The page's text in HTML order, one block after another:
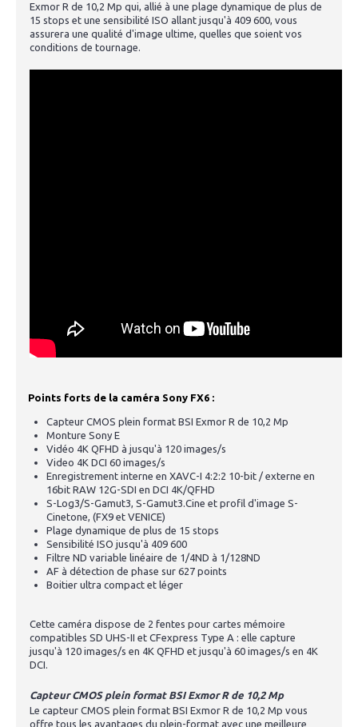
Exmor R de 10,2 Mp qui, allié à une plage dynamique de plus de
15 stops et une sensibilité ISO allant jusqu'à 409 600, vous
assurera une qualité d'image ultime, quelles que soient vos
conditions de tournage.
Points forts de la caméra Sony FX6 :
Capteur CMOS plein format BSI Exmor R de 10,2 Mp
Monture Sony E
Vidéo 4K QFHD à jusqu'à 120 images/s
Video 4K DCI 60 images/s
Enregistrement interne en XAVC-I 4:2:2 10-bit / externe en
16bit RAW 12G-SDI en DCI 4K/QFHD
S-Log3/S-Gamut3, S-Gamut3.Cine et profil d'image S-
Cinetone, (FX9 et VENICE)
Plage dynamique de plus de 15 stops
Sensibilité ISO jusqu'à 409 600
Filtre ND variable linéaire de 1/4ND à 1/128ND
AF à détection de phase sur 627 points
Boitier ultra compact et léger
Cette caméra dispose de 2 fentes pour cartes mémoire
compatibles SD UHS-II et CFexpress Type A : elle capture
jusqu'à 120 images/s en 4K QFHD et jusqu'à 60 images/s en 4K
DCI.
Capteur CMOS plein format BSI Exmor R de 10,2 Mp
Le capteur CMOS plein format BSI Exmor R de 10,2 Mp vous
offre tous les avantages du plein-format avec une meilleure